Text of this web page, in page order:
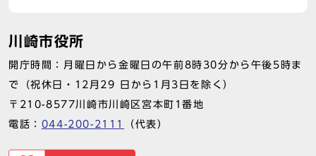
川崎市役所
開庁時間：月曜日から金曜日の午前8時30分から午後5時ま
で（祝休日・12月29 日から1月3日を除く）
〒210-8577川崎市川崎区宮本町1番地
電話： 044-200-2111 （代表）